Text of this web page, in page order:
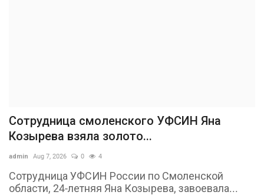
Сотрудница смоленского УФСИН Яна
Козырева взяла золото...
admin Aug 7, 2026 0 4
Сотрудница УФСИН России по Смоленской
области, 24-летняя Яна Козырева, завоевала...